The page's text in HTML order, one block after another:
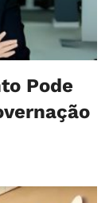
Pode